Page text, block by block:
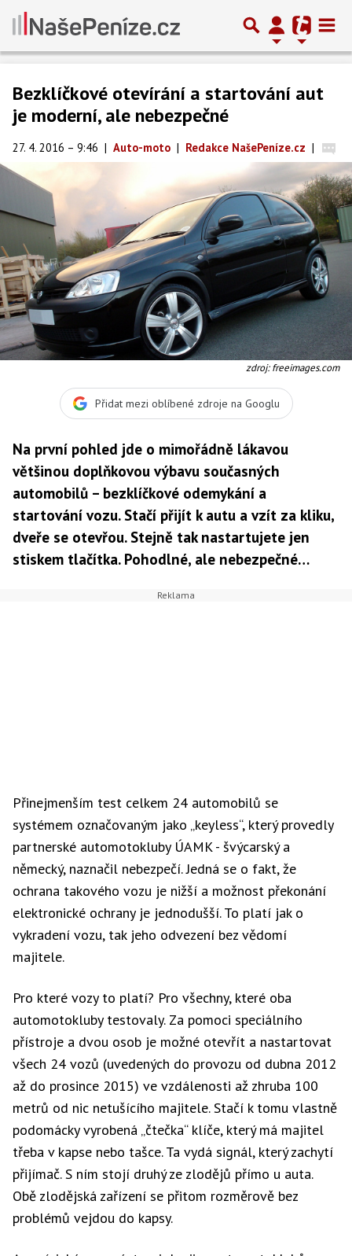
Bezklíčkové otevírání a startování aut
je moderní, ale nebezpečné
27. 4. 2016 – 9:46 | Auto-moto | Redakce NašePeníze.cz |
zdroj: freeimages.com
Přidat mezi oblíbené zdroje na Googlu
Na první pohled jde o mimořádně lákavou
většinou doplňkovou výbavu současných
automobilů – bezklíčkové odemykání a
startování vozu. Stačí přijít k autu a vzít za kliku,
dveře se otevřou. Stejně tak nastartujete jen
stiskem tlačítka. Pohodlné, ale nebezpečné…
Přinejmenším test celkem 24 automobilů se
systémem označovaným jako „keyless“, který provedly
partnerské automotokluby ÚAMK - švýcarský a
německý, naznačil nebezpečí. Jedná se o fakt, že
ochrana takového vozu je nižší a možnost překonání
elektronické ochrany je jednodušší. To platí jak o
vykradení vozu, tak jeho odvezení bez vědomí
majitele.
Pro které vozy to platí? Pro všechny, které oba
automotokluby testovaly. Za pomoci speciálního
přístroje a dvou osob je možné otevřít a nastartovat
všech 24 vozů (uvedených do provozu od dubna 2012
až do prosince 2015) ve vzdálenosti až zhruba 100
metrů od nic netušícího majitele. Stačí k tomu vlastně
podomácky vyrobená „čtečka“ klíče, který má majitel
třeba v kapse nebo tašce. Ta vydá signál, který zachytí
přijímač. S ním stojí druhý ze zlodějů přímo u auta.
Obě zlodějská zařízení se přitom rozměrově bez
problémů vejdou do kapsy.